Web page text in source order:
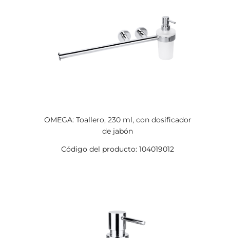
OMEGA: Toallero, 230 ml, con dosificador
de jabón
Código del producto: 104019012